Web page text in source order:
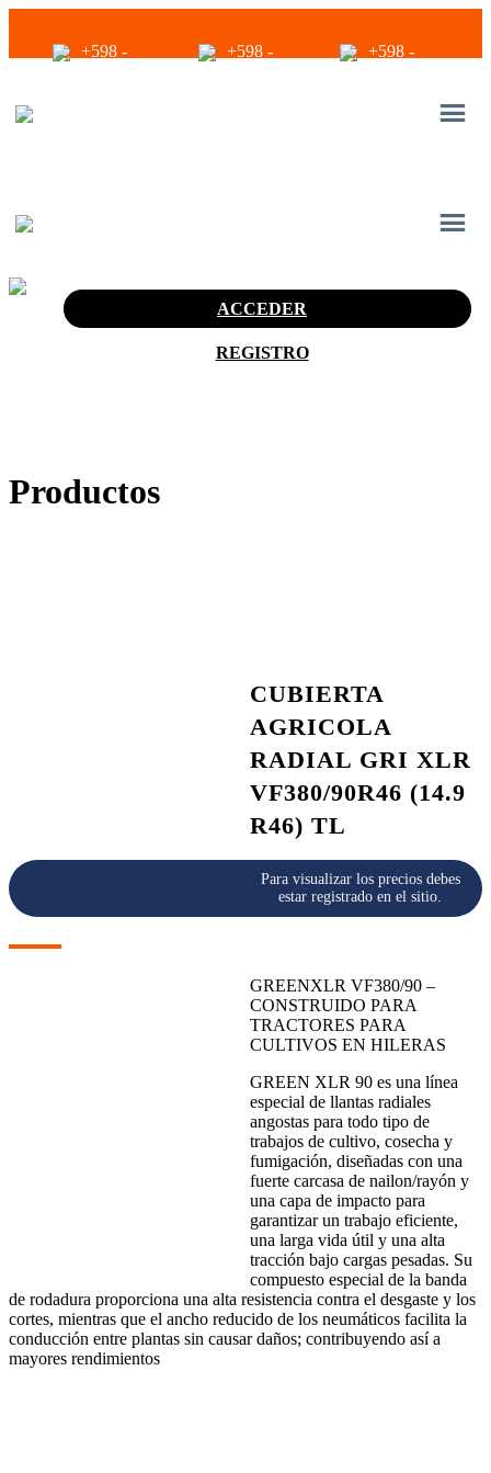
+598 - +598 - +598 -
infoventas@corinrentup.com.uy
ACCEDER
REGISTRO
Productos
CUBIERTA
AGRICOLA
RADIAL GRI XLR
VF380/90R46 (14.9
R46) TL
Para visualizar los precios debes
estar registrado en el sitio.
GREENXLR VF380/90 –
CONSTRUIDO PARA
TRACTORES PARA
CULTIVOS EN HILERAS
GREEN XLR 90 es una línea
especial de llantas radiales
angostas para todo tipo de
trabajos de cultivo, cosecha y
fumigación, diseñadas con una
fuerte carcasa de nailon/rayón y
una capa de impacto para
garantizar un trabajo eficiente,
una larga vida útil y una alta
tracción bajo cargas pesadas. Su
compuesto especial de la banda
de rodadura proporciona una alta resistencia contra el desgaste y los
cortes, mientras que el ancho reducido de los neumáticos facilita la
conducción entre plantas sin causar daños; contribuyendo así a
mayores rendimientos